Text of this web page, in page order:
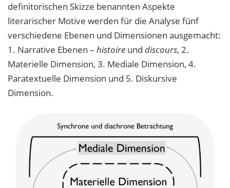
definitorischen Skizze benannten Aspekte
literarischer Motive werden für die Analyse fünf
verschiedene Ebenen und Dimensionen ausgemacht:
1. Narrative Ebenen – histoire und discours, 2.
Materielle Dimension, 3. Mediale Dimension, 4.
Paratextuelle Dimension und 5. Diskursive
Dimension.